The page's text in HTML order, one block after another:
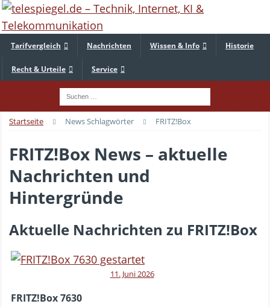
Tarifvergleich Nachrichten Wissen & Info Historie
Recht & Urteile Service
Startseite News Schlagwörter FRITZ!Box
FRITZ!Box News – aktuelle
Nachrichten und
Hintergründe
Aktuelle Nachrichten zu FRITZ!Box
11. Juni 2026
FRITZ!Box 7630